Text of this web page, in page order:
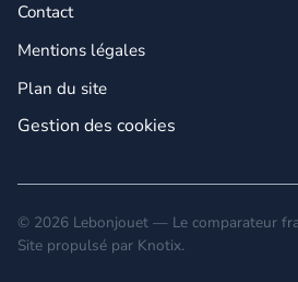
Contact
Mentions légales
Plan du site
Gestion des cookies
© 2026 Lebonjouet — Le comparateur
Site propulsé par Knotix.